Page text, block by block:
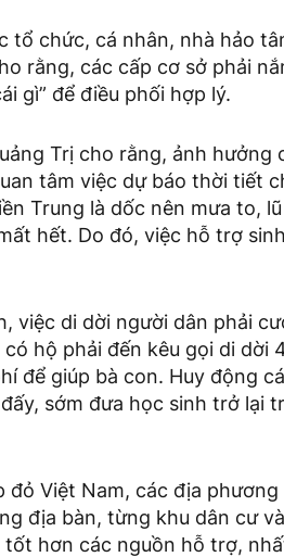
tổ chức, cá nhân, nhà hảo
rằng, các cấp cơ sở phải
gì” để điều phối hợp lý.
Trị cho rằng, ảnh hưởng
tâm việc dự báo thời tiết
Trung là dốc nên mưa to,
hết. Do đó, việc hỗ trợ
việc di dời người dân phải
hộ phải đến kêu gọi di dời
để giúp bà con. Huy động
sớm đưa học sinh trở lại
đỏ Việt Nam, các địa
địa bàn, từng khu dân cư
tốt hơn các nguồn hỗ trợ,